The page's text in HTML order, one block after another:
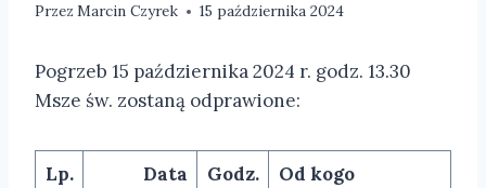
Przez Marcin Czyrek 15 października 2024
Pogrzeb 15 października 2024 r. godz. 13.30
Msze św. zostaną odprawione:
Lp. Data Godz. Od kogo